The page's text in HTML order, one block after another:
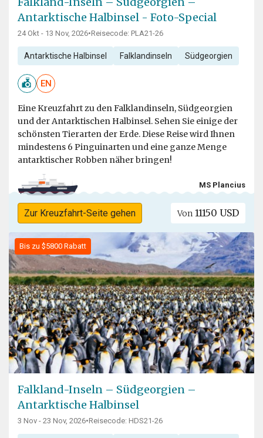
Antarktische Halbinsel - Foto-Special
24 Okt - 13 Nov, 2026•Reisecode: PLA21-26
Antarktische Halbinsel Falklandinseln Südgeorgien
EN
Eine Kreuzfahrt zu den Falklandinseln, Südgeorgien
und der Antarktischen Halbinsel. Sehen Sie einige der
schönsten Tierarten der Erde. Diese Reise wird Ihnen
mindestens 6 Pinguinarten und eine ganze Menge
antarktischer Robben näher bringen!
MS Plancius
Zur Kreuzfahrt-Seite gehen Von 11150 USD
Bis zu $5800 Rabatt
Falkland-Inseln – Südgeorgien –
Antarktische Halbinsel
3 Nov - 23 Nov, 2026•Reisecode: HDS21-26